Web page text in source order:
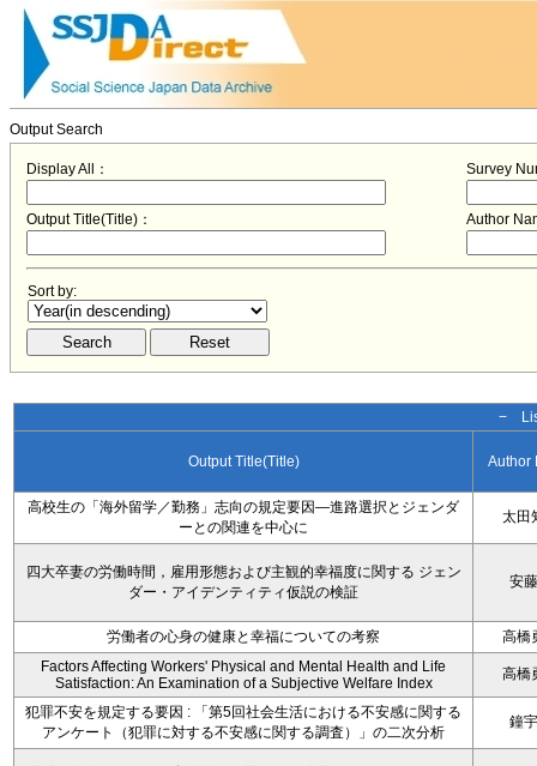
Output Search
Display All： Survey
Output Title(Title)： Author
Sort by:
−
Output Title(Title) Author
高校生の「海外留学／勤務」志向の規定要因―進路選択とジェンダ
ーとの関連を中心に
太田
四大卒妻の労働時間，雇用形態および主観的幸福度に関する ジェン
ダー・アイデンティティ仮説の検証
安
労働者の心身の健康と幸福についての考察
高橋
Factors Affecting Workers' Physical and Mental Health and Life
Satisfaction: An Examination of a Subjective Welfare Index
高橋
犯罪不安を規定する要因 : 「第5回社会生活における不安感に関する
アンケート（犯罪に対する不安感に関する調査）」の二次分析
鐘